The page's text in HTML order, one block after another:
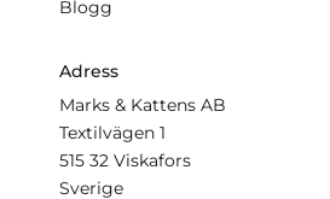
Blogg
Adress
Marks & Kattens AB
Textilvägen 1
515 32 Viskafors
Sverige